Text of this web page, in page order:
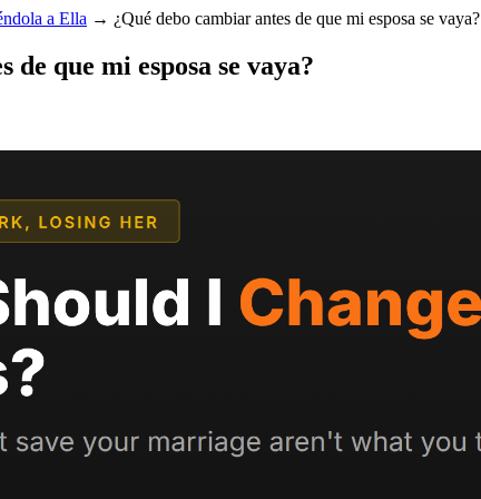
a Ella → ¿Qué debo cambiar antes de que mi esposa se vaya?
de que mi esposa se vaya?